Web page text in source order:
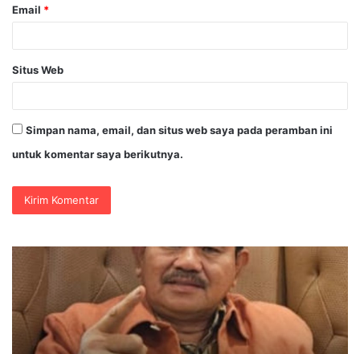
Email *
Situs Web
Simpan nama, email, dan situs web saya pada peramban ini
untuk komentar saya berikutnya.
Jombang
Perkuat
Kolaborasi
Hadapi
Kekeringan